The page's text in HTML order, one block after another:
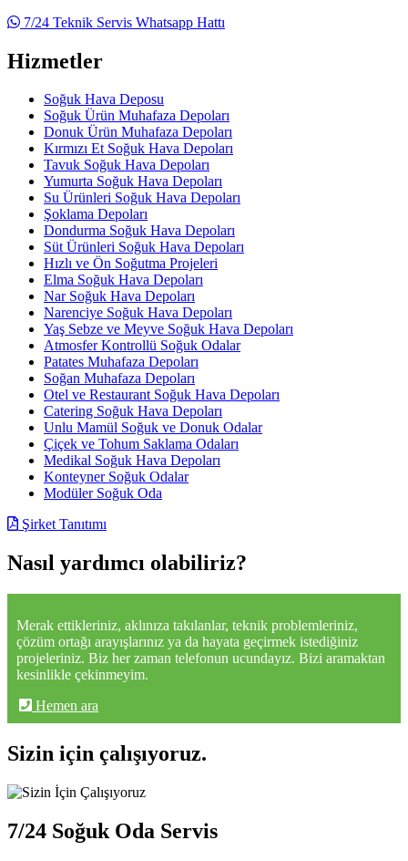
7/24 Teknik Servis Whatsapp Hattı
Hizmetler
Soğuk Hava Deposu
Soğuk Ürün Muhafaza Depoları
Donuk Ürün Muhafaza Depoları
Kırmızı Et Soğuk Hava Depoları
Tavuk Soğuk Hava Depoları
Yumurta Soğuk Hava Depoları
Su Ürünleri Soğuk Hava Depoları
Şoklama Depoları
Dondurma Soğuk Hava Depoları
Süt Ürünleri Soğuk Hava Depoları
Hızlı ve Ön Soğutma Projeleri
Elma Soğuk Hava Depoları
Nar Soğuk Hava Depoları
Narenciye Soğuk Hava Depoları
Yaş Sebze ve Meyve Soğuk Hava Depoları
Atmosfer Kontrollü Soğuk Odalar
Patates Muhafaza Depoları
Soğan Muhafaza Depoları
Otel ve Restaurant Soğuk Hava Depoları
Catering Soğuk Hava Depoları
Unlu Mamül Soğuk ve Donuk Odalar
Çiçek ve Tohum Saklama Odaları
Medikal Soğuk Hava Depoları
Konteyner Soğuk Odalar
Modüler Soğuk Oda
Şirket Tanıtımı
Nasıl yardımcı olabiliriz?
Merak ettikleriniz, aklınıza takılanlar, teknik problemleriniz,
çözüm ortağı arayışlarınız ya da hayata geçirmek istediğiniz
projeleriniz. Biz her zaman telefonun ucundayız. Bizi aramaktan
kesinlikle çekinmeyim.
Hemen ara
Sizin için çalışıyoruz.
7/24 Soğuk Oda Servis